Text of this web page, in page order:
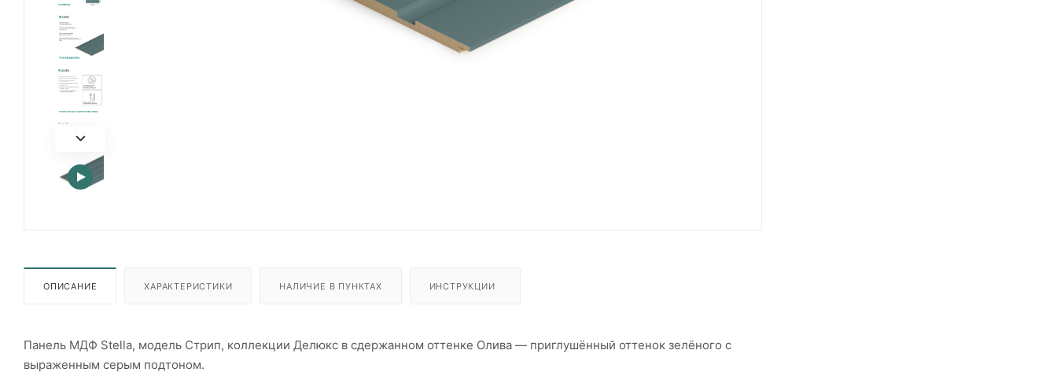
ОПИСАНИЕ ХАРАКТЕРИСТИКИ НАЛИЧИЕ В ПУНКТАХ ИНСТРУКЦИИ
Панель МДФ Stella, модель Стрип, коллекции Делюкс в сдержанном оттенке Олива — приглушённый оттенок зелёного с
выраженным серым подтоном.